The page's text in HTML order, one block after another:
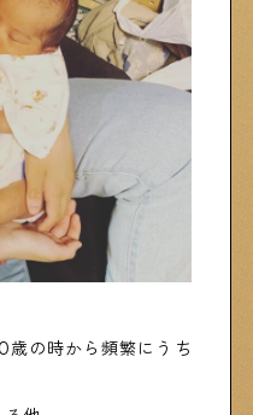
歳の時から頻繁にうち